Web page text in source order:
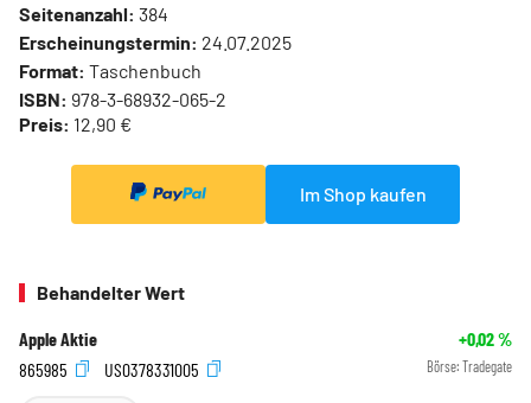
Seitenanzahl: 384
Erscheinungstermin: 24.07.2025
Format: Taschenbuch
ISBN: 978-3-68932-065-2
Preis: 12,90 €
Im Shop kaufen
Behandelter Wert
Apple Aktie +0,02%
865985
US0378331005 Börse: Tradegate